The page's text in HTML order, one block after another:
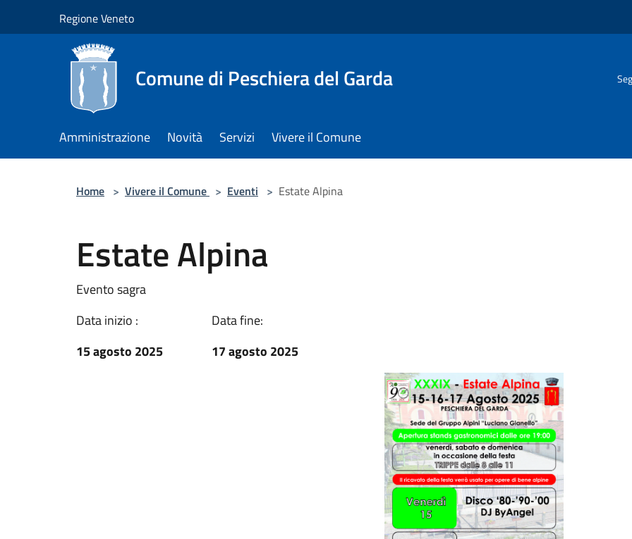
Regione Veneto
Comune di Peschiera del Garda
Amministrazione Novità Servizi Vivere il Comune
Home > Vivere il Comune > Eventi > Estate Alpina
Estate Alpina
Evento sagra
Data inizio :
15 agosto 2025
Data fine:
17 agosto 2025